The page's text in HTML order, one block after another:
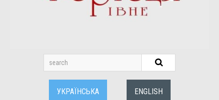
УКРАЇНСЬКА ENGLISH